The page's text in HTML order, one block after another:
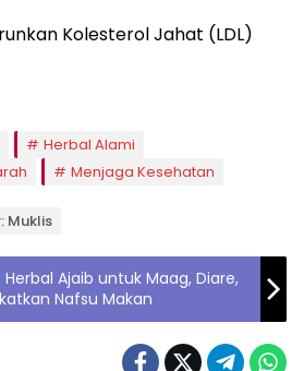
Kolesterol Jahat (LDL)
Herbal Alami
Menjaga Kesehatan
Muklis
Ajaib untuk Maag, Diare,
Nafsu Makan